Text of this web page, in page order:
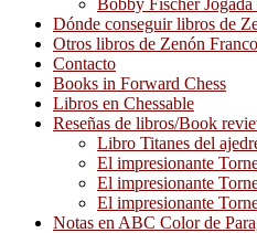
Bobby Fischer Jogada
Dónde conseguir libros de
Otros libros de Zenón
Contacto
Books in Forward Chess
Libros en Chessable
Reseñas de libros/Book
Libro Titanes del
El impresionante
El impresionante
El impresionante
Notas en ABC Color de